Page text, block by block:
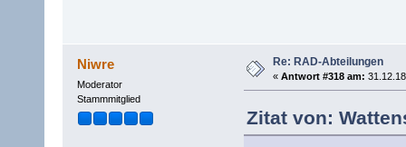
Niwre
Moderator
Stammmitglied
Re: RAD-Abteilungen
« Antwort #318 am:
Zitat von: